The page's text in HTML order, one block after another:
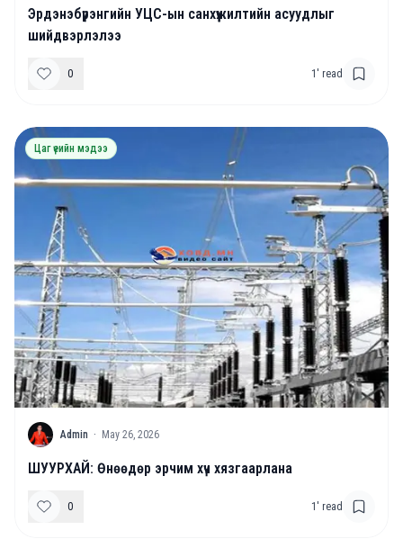
Эрдэнэбүрэнгийн УЦС-ын санхүүжилтийн асуудлыг
шийдвэрлэлээ
0 1 ' read
Цаг үеийн мэдээ
A Admin · May 26, 2026
ШУУРХАЙ: Өнөөдөр эрчим хүч хязгаарлана
0 1 ' read